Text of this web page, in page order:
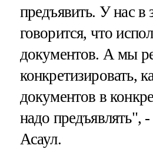
предъявить. У нас в
говорится, что
документов. А мы
конкретизировать,
документов в
надо предъявлять", -
Асаул.